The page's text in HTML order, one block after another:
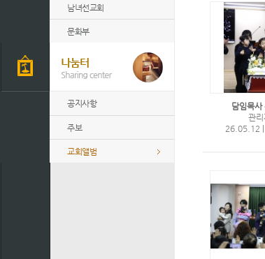
남녀선교회
문화부
공지사항
주보
교회앨범
담임목사
관리
26.05.12